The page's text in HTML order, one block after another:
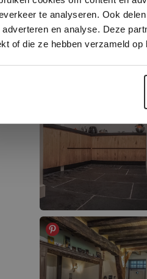
te analyseren. Ook
adverteren en analyse. Deze
of die ze hebben verzameld